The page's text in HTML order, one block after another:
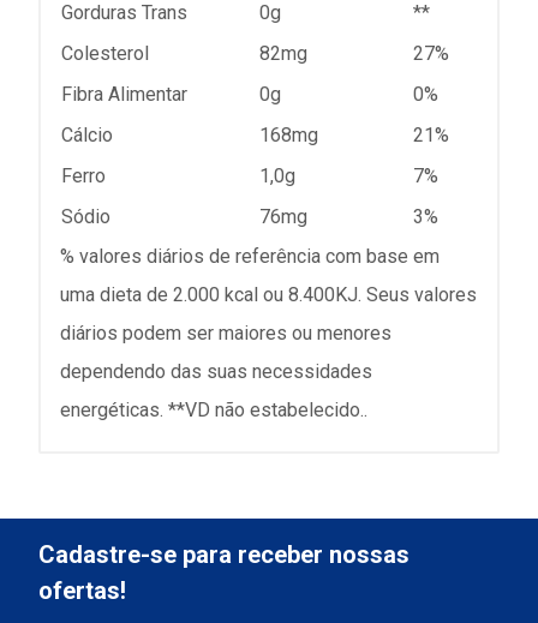
Gorduras Trans
0g
**
Colesterol
82mg
27%
Fibra Alimentar
0g
0%
Cálcio
168mg
21%
Ferro
1,0g
7%
Sódio
76mg
3%
% valores diários de referência com base em
uma dieta de 2.000 kcal ou 8.400KJ. Seus valores
diários podem ser maiores ou menores
dependendo das suas necessidades
energéticas. **VD não estabelecido..
Cadastre-se para receber nossas
ofertas!